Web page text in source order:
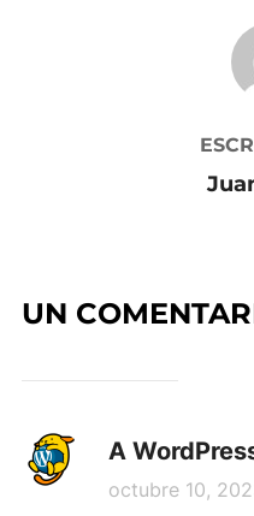
AUTOR DE
UN
A
octubre 10,